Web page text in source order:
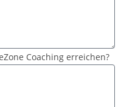
Coaching erreichen?